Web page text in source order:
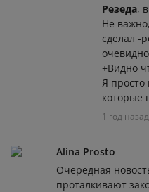
Резеда,
Не
сделал -
+Видно
Я
которые
1 год назад
Alina Prosto
Очередная
проталкивают